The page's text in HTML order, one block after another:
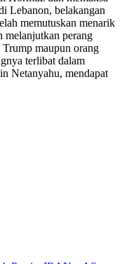
Lebanon, belakangan
memutuskan menarik
melanjutkan perang
Trump maupun orang
terlibat dalam
Netanyahu, mendapat